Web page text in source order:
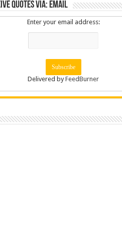
Quotes via: Email
Enter your email address:
Delivered byFeedBurner